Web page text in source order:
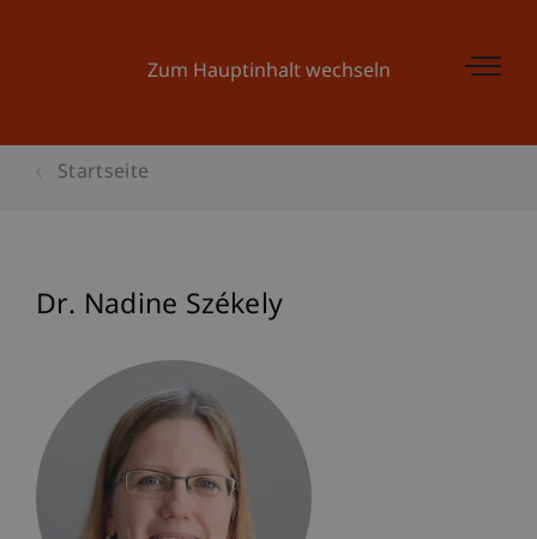
Zum Hauptinhalt wechseln
Startseite
Dr. Nadine Székely